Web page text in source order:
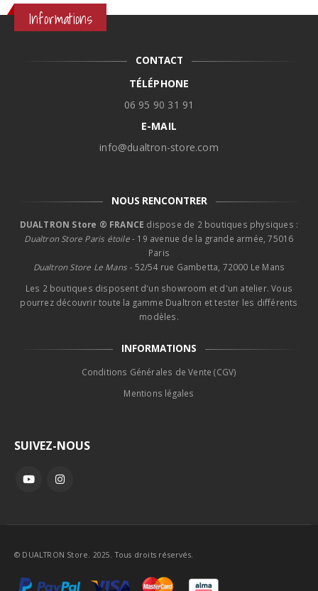
1
Informations
CONTACT
TÉLÉPHONE
06 95 90 31 91
E-MAIL
info@dualtron-store.com
NOUS RENCONTRER
DUALTRON Store ® FRANCE dispose de 2 boutiques physiques :
Dualtron Store Paris étoile- 19 avenue de la grande armée, 75016
Paris
Dualtron Store Le Mans - 52/54 rue Gambetta, 72000 Le Mans
Les 2 boutiques disposent d'un showroom et d'un atelier. Vous
pourrez découvrir toute la gamme Dualtron et tester les différents
modèles.
INFORMATIONS
Conditions Générales de Vente (CGV)
Mentions légales
SUIVEZ-NOUS
© DUALTRON Store. 2025. Tous droits réservés.